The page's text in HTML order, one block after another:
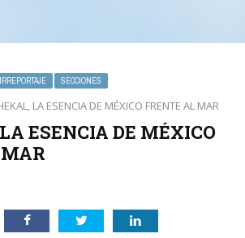
SECCIONES
LA ESENCIA DE MÉXICO FRENTE AL MAR
ESENCIA DE MÉXICO